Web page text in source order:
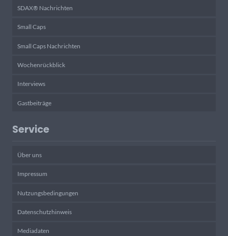
SDAX® Nachrichten
Small Caps
Small Caps Nachrichten
Wochenrückblick
Interviews
Gastbeiträge
Service
Über uns
Impressum
Nutzungsbedingungen
Datenschutzhinweis
Mediadaten